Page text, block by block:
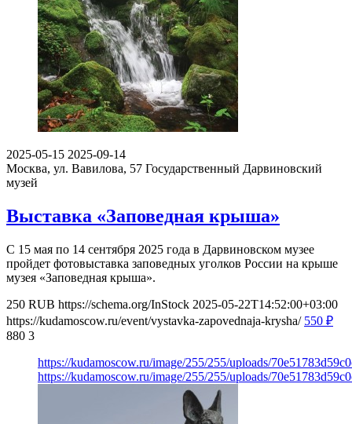
2025-05-15 2025-09-14
Москва, ул. Вавилова, 57 Государственный Дарвиновский
музей
Выставка «Заповедная крыша»
С 15 мая по 14 сентября 2025 года в Дарвиновском музее
пройдет фотовыставка заповедных уголков России на крыше
музея «Заповедная крыша».
250 RUB https://schema.org/InStock 2025-05-22T14:52:00+03:00
https://kudamoscow.ru/event/vystavka-zapovednaja-krysha/ 550 ₽
880 3
https://kudamoscow.ru/image/255/255/uploads/
https://kudamoscow.ru/image/255/255/uploads/